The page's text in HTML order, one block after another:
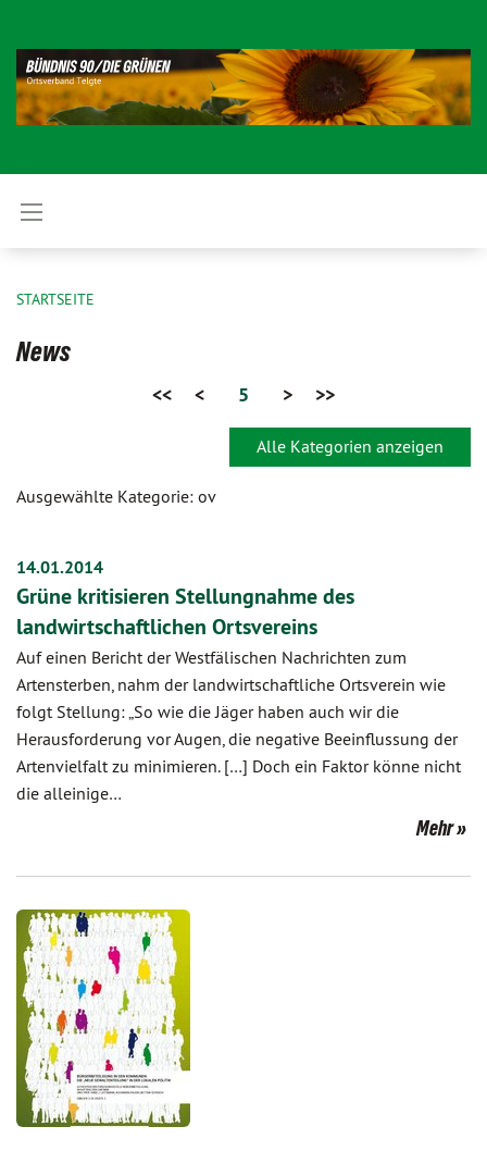
STARTSEITE
News
<< < 5 > >>
Alle Kategorien anzeigen
Ausgewählte Kategorie: ov
14.01.2014
Grüne kritisieren Stellungnahme des
landwirtschaftlichen Ortsvereins
Auf einen Bericht der Westfälischen Nachrichten zum
Artensterben, nahm der landwirtschaftliche Ortsverein wie
folgt Stellung: „So wie die Jäger haben auch wir die
Herausforderung vor Augen, die negative Beeinflussung der
Artenvielfalt zu minimieren. […] Doch ein Faktor könne nicht
die alleinige…
Mehr